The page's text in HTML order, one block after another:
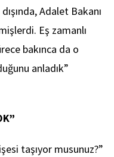
Adalet Bakanı
Eş zamanlı
bakınca da o
anladık”
taşıyor musunuz?”